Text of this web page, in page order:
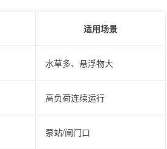
适用场景
水草多、悬浮物大
高负荷连续运行
泵站/闸门口